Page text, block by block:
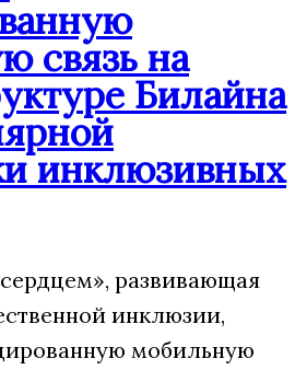
связь на
Билайна
инклюзивных
развивающая
инклюзии,
мобильную